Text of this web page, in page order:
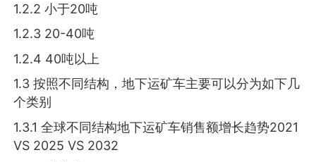
1.2.2 小于20吨
1.2.3 20-40吨
1.2.4 40吨以上
1.3 按照不同结构，地下运矿车主要可以分为如下几
个类别
1.3.1 全球不同结构地下运矿车销售额增长趋势2021
VS 2025 VS 2032